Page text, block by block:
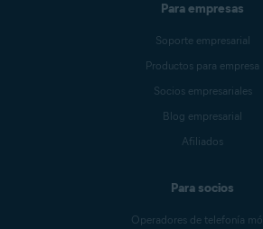
Para empresas
Soporte empresarial
Productos para empresa
Socios empresariales
Blog empresarial
Afiliados
Para socios
Operadores de telefonía